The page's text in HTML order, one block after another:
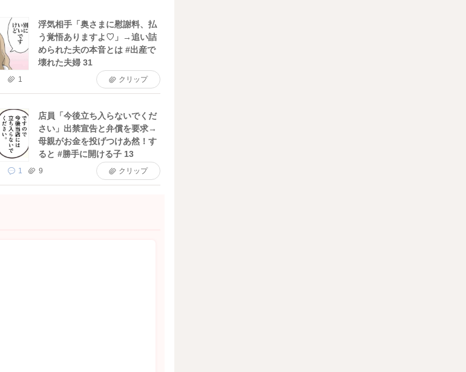
浮気相手「奥さまに慰謝料、払
う覚悟ありますよ♡」→追い詰
められた夫の本音とは #出産で
壊れた夫婦 31
1 クリップ
店員「今後立ち入らないでくだ
さい」出禁宣告と弁償を要求→
母親がお金を投げつけあ然！す
ると #勝手に開ける子 13
1 9 クリップ